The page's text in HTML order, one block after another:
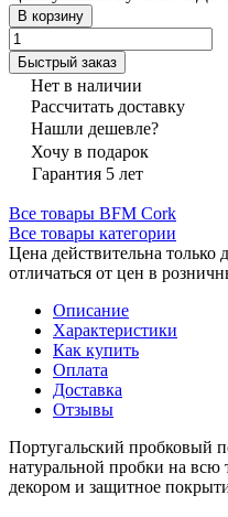
В корзину
Быстрый заказ
Нет в наличии
Рассчитать доставку
Нашли дешевле?
Хочу в подарок
Гарантия 5 лет
Все товары BFM Cork
Все товары категории
Цена действительна только
отличаться от цен в
Описание
Характеристики
Как купить
Оплата
Доставка
Отзывы
Португальский пробковый
натуральной пробки на
декором и защитное